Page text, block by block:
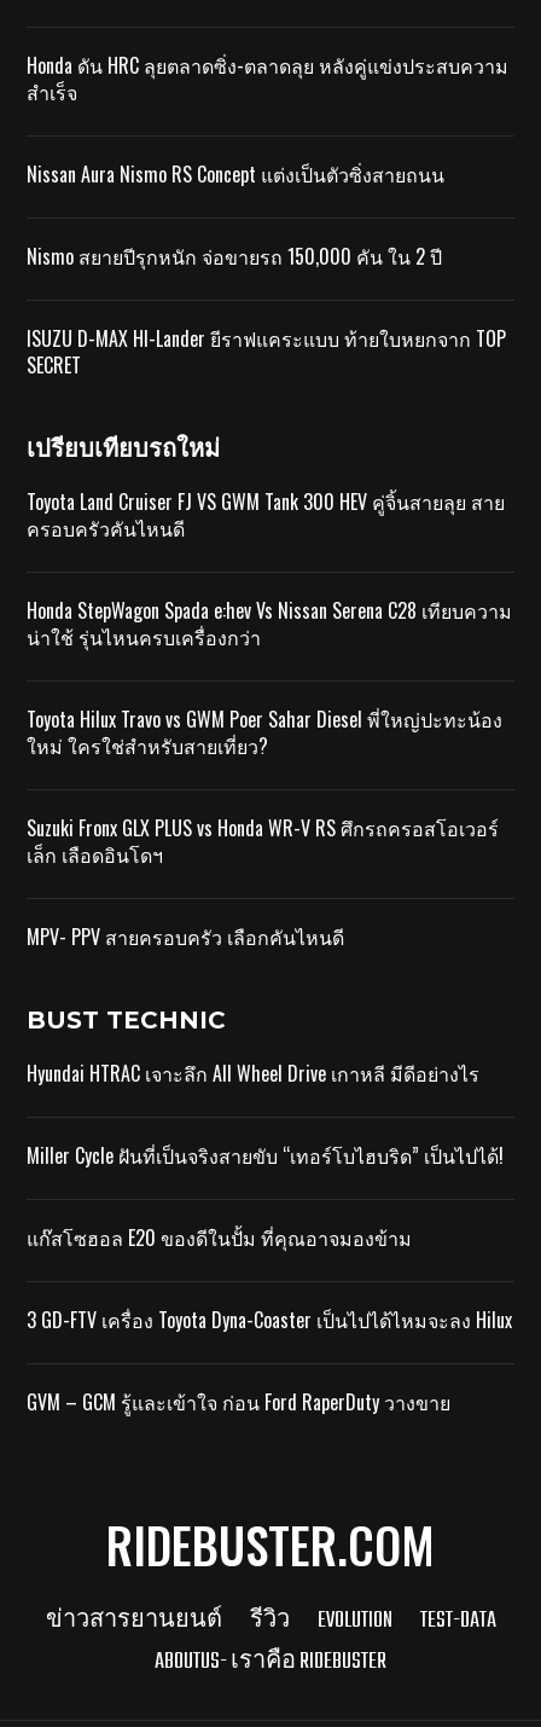
Honda ดัน HRC ลุยตลาดซิ่ง-ตลาดลุย หลังคู่แข่งประสบความ
สำเร็จ
Nissan Aura Nismo RS Concept แต่งเป็นตัวซิ่งสายถนน
Nismo สยายปีรุกหนัก จ่อขายรถ 150,000 คัน ใน 2 ปี
ISUZU D-MAX HI-Lander ยีราฟแคระแบบ ท้ายใบหยกจาก TOP
SECRET
เปรียบเทียบรถใหม่
Toyota Land Cruiser FJ VS GWM Tank 300 HEV คู่จิ้นสายลุย สาย
ครอบครัวคันไหนดี
Honda StepWagon Spada e:hev Vs Nissan Serena C28 เทียบความ
น่าใช้ รุ่นไหนครบเครื่องกว่า
Toyota Hilux Travo vs GWM Poer Sahar Diesel พี่ใหญ่ปะทะน้อง
ใหม่ ใครใช่สำหรับสายเที่ยว?
Suzuki Fronx GLX PLUS vs Honda WR-V RS ศึกรถครอสโอเวอร์
เล็ก เลือดอินโดฯ
MPV- PPV สายครอบครัว เลือกคันไหนดี
BUST TECHNIC
Hyundai HTRAC เจาะลึก All Wheel Drive เกาหลี มีดีอย่างไร
Miller Cycle ฝันที่เป็นจริงสายขับ “เทอร์โบไฮบริด” เป็นไปได้!
แก๊สโซฮอล E20 ของดีในปั้ม ที่คุณอาจมองข้าม
3 GD-FTV เครื่อง Toyota Dyna-Coaster เป็นไปได้ไหมจะลง Hilux
GVM – GCM รู้และเข้าใจ ก่อน Ford RaperDuty วางขาย
RIDEBUSTER.COM
ข่าวสารยานยนต์ รีวิว EVOLUTION
TEST-DATA
ABOUTUS- เราคือ RIDEBUSTER